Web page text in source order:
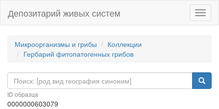
Депозитарий живых систем
Микроорганизмы и грибы
Коллекции
Гербарий фитопатогенных грибов
ID образца
0000000603079